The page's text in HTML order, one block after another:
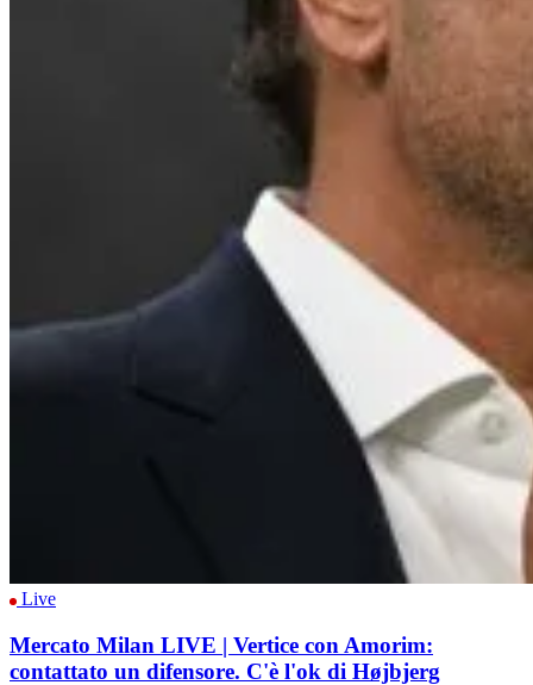
Live
Mercato Milan LIVE | Vertice con Amorim:
contattato un difensore. C'è l'ok di Højbjerg